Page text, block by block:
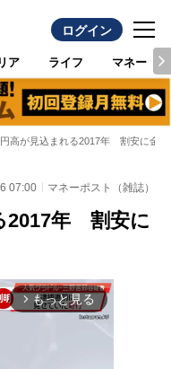
ログイン
ア ライフ マネー
円高が見込まれる2017年 割安に金
07:00 マネーポスト（雑誌）
2017年 割安に
arrow_forward_ios もっと見る